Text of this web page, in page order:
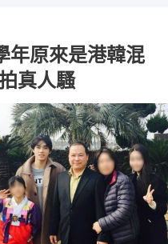
年原來是港韓混
真人騷